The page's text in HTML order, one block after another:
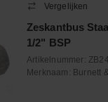
Vergelijken
Zeskantbus
1/2" BSP
Artikelnummer: ZB24
Merknaam: Burnett